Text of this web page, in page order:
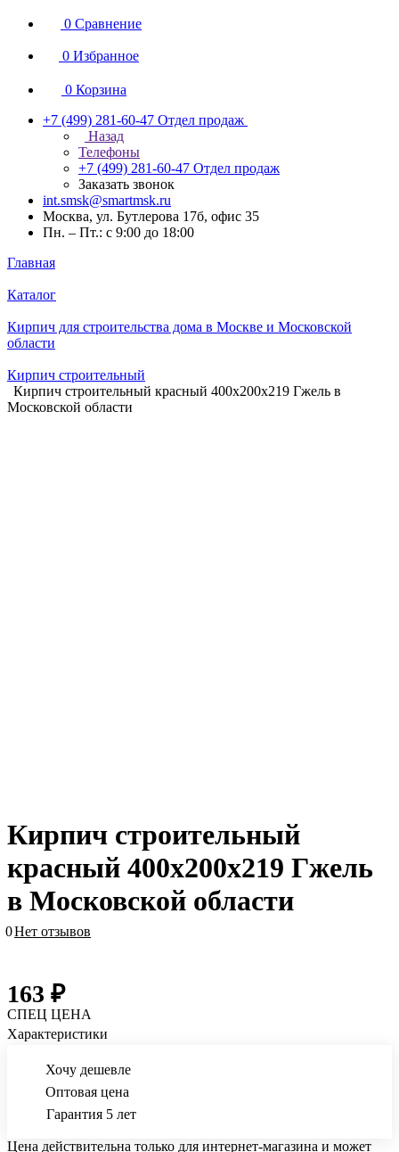
0 Сравнение
0 Избранное
0 Корзина
+7 (499) 281-60-47 Отдел продаж
Назад
Телефоны
+7 (499) 281-60-47 Отдел продаж
Заказать звонок
int.smsk@smartmsk.ru
Москва, ул. Бутлерова 17б, офис 35
Пн. – Пт.: с 9:00 до 18:00
Главная
Каталог
Кирпич для строительства дома в Москве и Московской
области
Кирпич строительный
Кирпич строительный красный 400х200х219 Гжель в
Московской области
Кирпич строительный
красный 400х200х219 Гжель
в Московской области
0Нет отзывов
163 ₽
СПЕЦ ЦЕНА
Характеристики
Хочу дешевле
Оптовая цена
Гарантия 5 лет
Цена действительна только для интернет-магазина и может